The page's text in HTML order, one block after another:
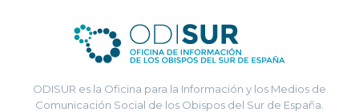
ODISUR es la Oficina para la Información y los Medios de
Comunicación Social de los Obispos del Sur de España.